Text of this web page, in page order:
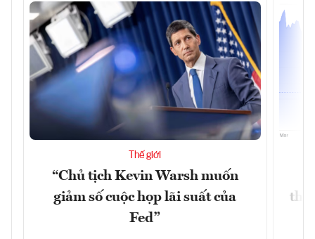
Thế giới
“Chủ tịch Kevin Warsh muốn
giảm số cuộc họp lãi suất của
Fed”